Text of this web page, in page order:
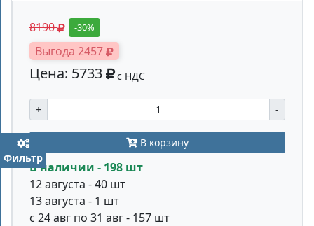
8190 -30%
Выгода 2457
Цена: 5733 с НДС
+ -
В корзину
В наличии - 198 шт
12 августа - 40 шт
13 августа - 1 шт
с 24 авг по 31 авг - 157 шт
Фильтр